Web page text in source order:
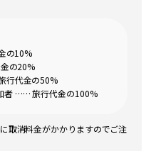
の10%
の20%
代金の50%
者 …… 旅行代金の100%
取消料金がかかりますのでご注